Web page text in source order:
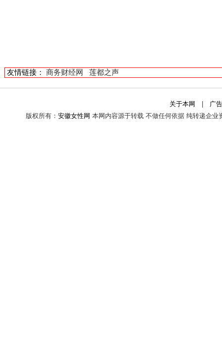
友情链接： 商务财经网 莲都之声
关于本网
广
版权所有： 安徽女性网 本网内容源于转载 不做任何依据 纯转递企